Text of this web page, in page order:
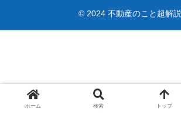
© 2024 不動産のこと超解説.
ホーム 検索 トップ